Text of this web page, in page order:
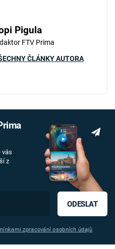
Pigula
FTV Prima
ČLÁNKY AUTORA
vás
z
ODESLAT
zpracování osobních údajů